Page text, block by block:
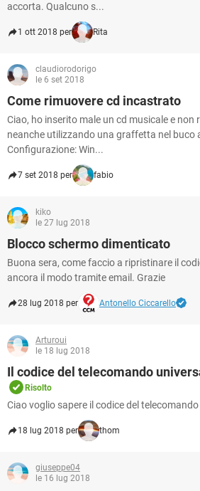
accorta. Qualcuno s...
1 ott 2018 per Rita
claudiorodorigo
le 6 set 2018
Come rimuovere cd incastrato
Ciao, ho inserito male un cd musicale e non
neanche utilizzando una graffetta nel buco
Configurazione: Win...
7 set 2018 per fabio
kiko
le 27 lug 2018
Blocco schermo dimenticato
Buona sera, come faccio a ripristinare il
ancora il modo tramite email. Grazie
28 lug 2018 per Antonello Ciccarello
Arturoui
le 18 lug 2018
Il codice del telecomando
Risolto
Ciao voglio sapere il codice del
18 lug 2018 per thom
giuseppe04
le 16 lug 2018